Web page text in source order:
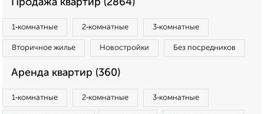
Продажа квартир (2864)
1‑комнатные 2‑комнатные 3‑комнатные
Вторичное жилье Новостройки Без посредников
Аренда квартир (360)
1‑комнатные 2‑комнатные 3‑комнатные